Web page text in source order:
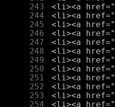
    243
    244
    245
    246
    247
    248
    249
    250
    251
    252
    253
    254